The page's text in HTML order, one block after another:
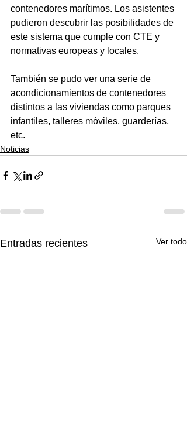
contenedores marítimos. Los asistentes
pudieron descubrir las posibilidades de
este sistema que cumple con CTE y
normativas europeas y locales.
También se pudo ver una serie de
acondicionamientos de contenedores
distintos a las viviendas como parques
infantiles, talleres móviles, guarderías,
etc.
Noticias
Entradas recientes Ver todo